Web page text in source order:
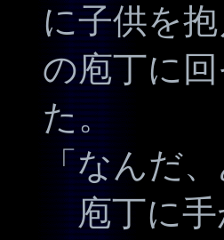
に子供を
の庖丁に
た。
「なんだ
庖丁に手